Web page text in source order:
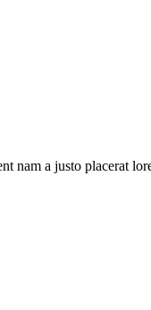
nam a justo placerat